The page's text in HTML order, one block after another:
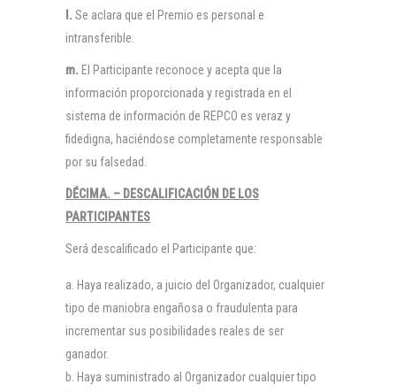
l. Se aclara que el Premio es personal e
intransferible.
m. El Participante reconoce y acepta que la
información proporcionada y registrada en el
sistema de información de REPCO es veraz y
fidedigna, haciéndose completamente responsable
por su falsedad.
DÉCIMA. – DESCALIFICACIÓN DE LOS
PARTICIPANTES
Será descalificado el Participante que:
Haya realizado, a juicio del Organizador, cualquier
tipo de maniobra engañosa o fraudulenta para
incrementar sus posibilidades reales de ser
ganador.
Haya suministrado al Organizador cualquier tipo